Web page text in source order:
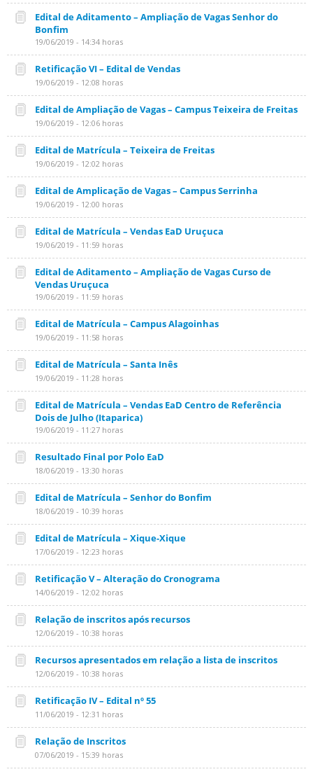
Edital de Aditamento – Ampliação de Vagas Senhor do
Bonfim
19/06/2019 - 14:34 horas
Retificação VI – Edital de Vendas
19/06/2019 - 12:08 horas
Edital de Ampliação de Vagas – Campus Teixeira de Freitas
19/06/2019 - 12:06 horas
Edital de Matrícula – Teixeira de Freitas
19/06/2019 - 12:02 horas
Edital de Amplicação de Vagas – Campus Serrinha
19/06/2019 - 12:00 horas
Edital de Matrícula – Vendas EaD Uruçuca
19/06/2019 - 11:59 horas
Edital de Aditamento – Ampliação de Vagas Curso de
Vendas Uruçuca
19/06/2019 - 11:59 horas
Edital de Matrícula – Campus Alagoinhas
19/06/2019 - 11:58 horas
Edital de Matrícula – Santa Inês
19/06/2019 - 11:28 horas
Edital de Matrícula – Vendas EaD Centro de Referência
Dois de Julho (Itaparica)
19/06/2019 - 11:27 horas
Resultado Final por Polo EaD
18/06/2019 - 13:30 horas
Edital de Matrícula – Senhor do Bonfim
18/06/2019 - 10:39 horas
Edital de Matrícula – Xique-Xique
17/06/2019 - 12:23 horas
Retificação V – Alteração do Cronograma
14/06/2019 - 12:02 horas
Relação de inscritos após recursos
12/06/2019 - 10:38 horas
Recursos apresentados em relação a lista de inscritos
12/06/2019 - 10:38 horas
Retificação IV – Edital nº 55
11/06/2019 - 12:31 horas
Relação de Inscritos
07/06/2019 - 15:39 horas